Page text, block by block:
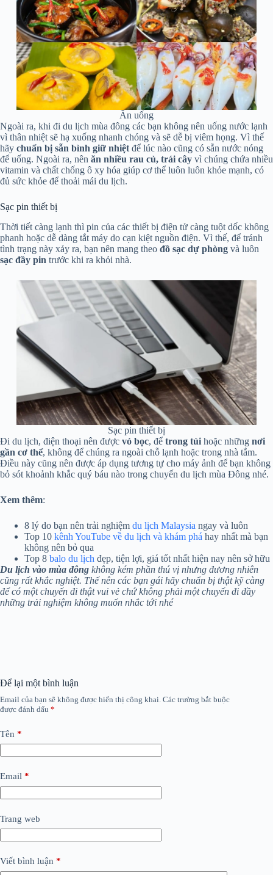
Ăn uống
Ngoài ra, khi đi du lịch mùa đông các bạn không nên uống nước lạnh
vì thân nhiệt sẽ hạ xuống nhanh chóng và sẽ dễ bị viêm họng. Vì thế
hãy chuẩn bị sẵn bình giữ nhiệt để lúc nào cũng có sẵn nước nóng
để uống. Ngoài ra, nên ăn nhiều rau củ, trái cây vì chúng chứa nhiều
vitamin và chất chống ô xy hóa giúp cơ thể luôn luôn khỏe mạnh, có
đủ sức khỏe để thoải mái du lịch.
Sạc pin thiết bị
Thời tiết càng lạnh thì pin của các thiết bị điện tử càng tuột dốc không
phanh hoặc dễ dàng tắt máy do cạn kiệt nguồn điện. Vì thế, để tránh
tình trạng này xảy ra, bạn nên mang theo đồ sạc dự phòng và luôn
sạc đầy pin trước khi ra khỏi nhà.
Sạc pin thiết bị
Đi du lịch, điện thoại nên được vỏ bọc, để trong túi hoặc những nơi
gần cơ thể, không để chúng ra ngoài chỗ lạnh hoặc trong nhà tắm.
Điều này cũng nên được áp dụng tương tự cho máy ảnh để bạn không
bỏ sót khoảnh khắc quý báu nào trong chuyến du lịch mùa Đông nhé.
Xem thêm:
8 lý do bạn nên trải nghiệm du lịch Malaysia ngay và luôn
Top 10 kênh YouTube về du lịch và khám phá hay nhất mà bạn
không nên bỏ qua
Top 8 balo du lịch đẹp, tiện lợi, giá tốt nhất hiện nay nên sở hữu
Du lịch vào mùa đông không kém phần thú vị nhưng đương nhiên
cũng rất khắc nghiệt. Thế nên các bạn gái hãy chuẩn bị thật kỹ càng
để có một chuyến đi thật vui vẻ chứ không phải một chuyến đi đầy
những trải nghiệm không muốn nhắc tới nhé
Để lại một bình luận
Email của bạn sẽ không được hiển thị công khai. Các trường bắt buộc
được đánh dấu *
Tên *
Email *
Trang web
Viết bình luận *